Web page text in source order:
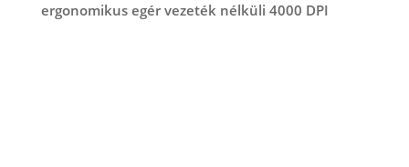
ergonomikus egér vezeték nélküli 4000 DPI